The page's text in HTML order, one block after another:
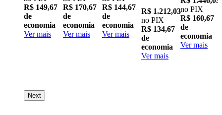
R$ 149,67
de
economia
Ver mais
R$ 170,67
de
economia
Ver mais
R$ 144,67
de
economia
Ver mais
R$ 1.212,03
no PIX
R$ 134,67
de
economia
Ver mais
no PIX
R$ 160,67
de
economia
Ver mais
Next